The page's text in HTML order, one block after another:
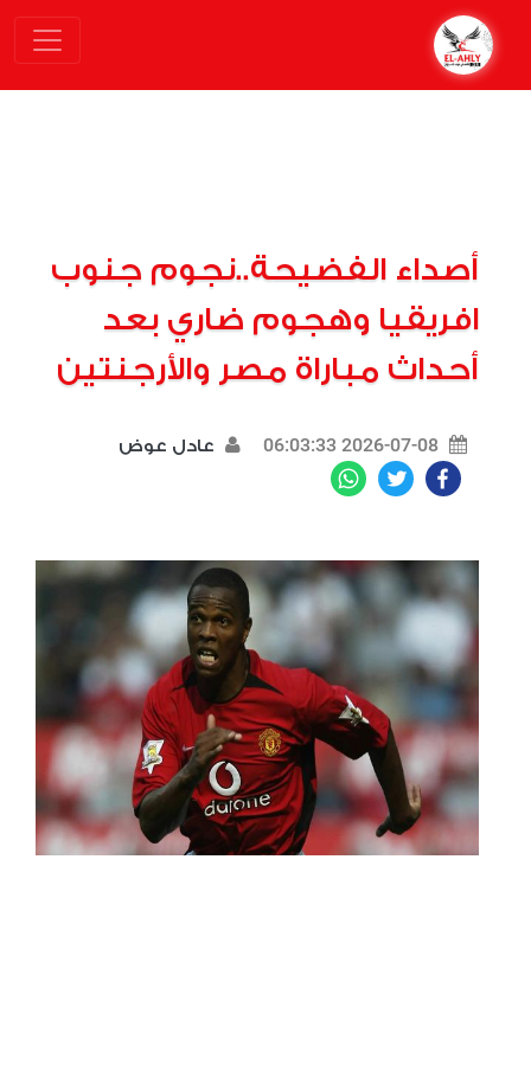
أصداء الفضيحة..نجوم جنوب
افريقيا وهجوم ضاري بعد
أحداث مباراة مصر والأرجنتين
2026-07-08 06:03:33 عادل عوض
Facebook
Twitter